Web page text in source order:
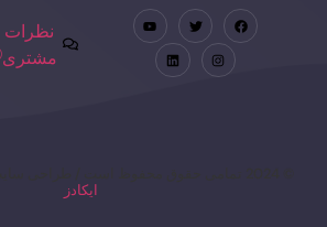
نظرات
مشتری
ایکادز